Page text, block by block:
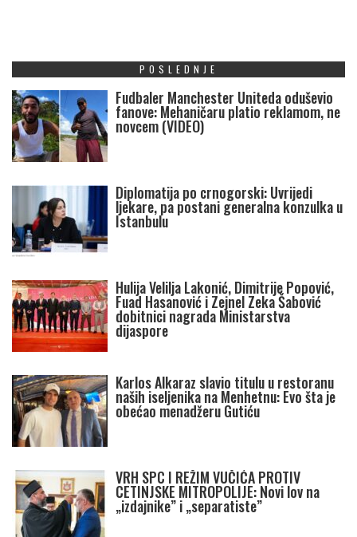
POSLEDNJE
Fudbaler Manchester Uniteda oduševio
fanove: Mehaničaru platio reklamom, ne
novcem (VIDEO)
Diplomatija po crnogorski: Uvrijedi
ljekare, pa postani generalna konzulka u
Istanbulu
Hulija Velilja Lakonić, Dimitrije Popović,
Fuad Hasanović i Zejnel Zeka Šabović
dobitnici nagrada Ministarstva
dijaspore
Karlos Alkaraz slavio titulu u restoranu
naših iseljenika na Menhetnu: Evo šta je
obećao menadžeru Gutiću
VRH SPC I REŽIM VUČIĆA PROTIV
CETINJSKE MITROPOLIJE: Novi lov na
„izdajnike” i „separatiste”